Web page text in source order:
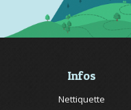
Infos
Nettiquette